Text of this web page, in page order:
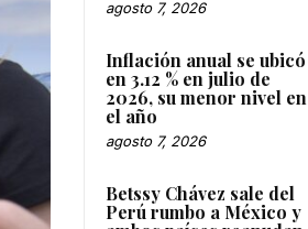
agosto 7, 2026
Inflación anual se ubicó
en 3.12 % en julio de
2026, su menor nivel en
el año
agosto 7, 2026
Betssy Chávez sale del
Perú rumbo a México y